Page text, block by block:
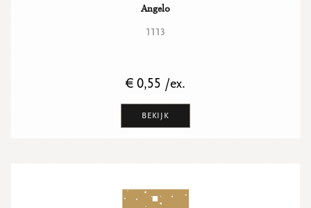
Angelo
1113
€ 0,55 /ex.
BEKIJK